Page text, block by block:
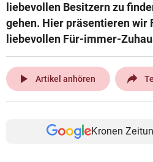
liebevollen Besitzern zu
gehen. Hier präsentieren wir
liebevollen Für-immer-
play_arrow Artikel anhören
Kronen